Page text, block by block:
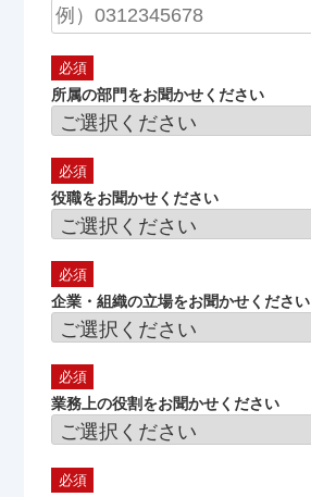
所属の部門をお聞かせください
役職をお聞かせください
企業・組織の立場をお聞かせください
業務上の役割をお聞かせください